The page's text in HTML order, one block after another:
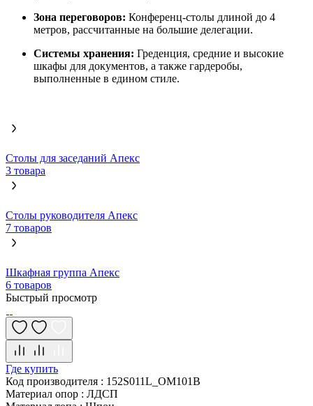
Зона переговоров: Конференц-столы длиной до 4
метров, рассчитанные на большие делегации.
Системы хранения: Греденция, средние и высокие
шкафы для документов, а также гардеробы,
выполненные в едином стиле.
Столы для заседаний Апекс
3 товара
Столы руководителя Апекс
7 товаров
Шкафная группа Апекс
6 товаров
Быстрый просмотр
Где купить
Код производителя : 152S011L_OM101B
Материал опор : ЛДСП